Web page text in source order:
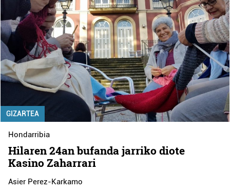
GIZARTEA
Hondarribia
Hilaren 24an bufanda jarriko diote
Kasino Zaharrari
Asier Perez-Karkamo